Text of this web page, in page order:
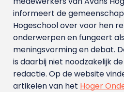
informeert de
Hogeschool over voor hen
onderwerpen en fungeert
meningsvorming en debat.
is daarbij niet noodzakelijk
redactie. Op de website
artikelen van het Hoger